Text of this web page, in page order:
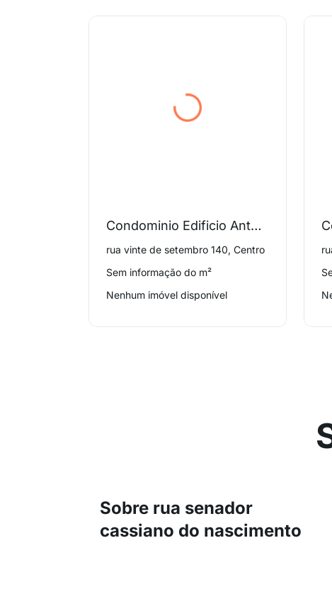
Condominio Edificio Antoniazzi
rua vinte de setembro 140, Centro
Sem informação do m²
Nenhum imóvel disponível
Sobre rua senador
cassiano do nascimento